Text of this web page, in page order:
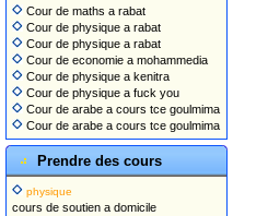
Cour de maths a rabat
Cour de physique a rabat
Cour de physique a rabat
Cour de economie a mohammedia
Cour de physique a kenitra
Cour de physique a fuck you
Cour de arabe a cours tce goulmima
Cour de arabe a cours tce goulmima
Prendre des cours
physique
cours de soutien a domicile